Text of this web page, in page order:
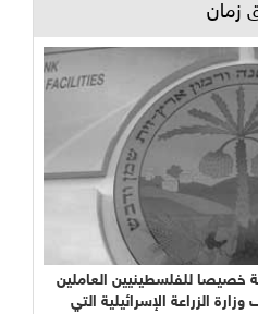
زمان
خصيصا للفلسطينيين العاملين
الزراعة الإسرائيلية التي